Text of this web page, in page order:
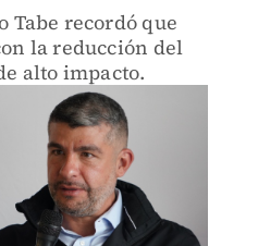
Tabe recordó que
la reducción del
alto impacto.